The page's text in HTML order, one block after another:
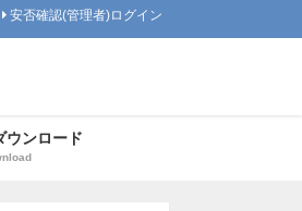
安否確認(管理者)ログイン
ウンロード